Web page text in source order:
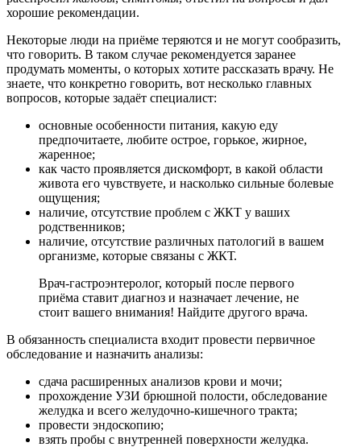
хорошие рекомендации.
Некоторые люди на приёме теряются и не могут сообразить,
что говорить. В таком случае рекомендуется заранее
продумать моменты, о которых хотите рассказать врачу. Не
знаете, что конкретно говорить, вот несколько главных
вопросов, которые задаёт специалист:
основные особенности питания, какую еду
предпочитаете, любите острое, горькое, жирное,
жаренное;
как часто проявляется дискомфорт, в какой области
живота его чувствуете, и насколько сильные болевые
ощущения;
наличие, отсутствие проблем с ЖКТ у ваших
родственников;
наличие, отсутствие различных патологий в вашем
организме, которые связаны с ЖКТ.
Врач-гастроэнтеролог, который после первого
приёма ставит диагноз и назначает лечение, не
стоит вашего внимания! Найдите другого врача.
В обязанность специалиста входит провести первичное
обследование и назначить анализы:
сдача расширенных анализов крови и мочи;
прохождение УЗИ брюшной полости, обследование
желудка и всего желудочно-кишечного тракта;
провести эндоскопию;
взять пробы с внутренней поверхности желудка.